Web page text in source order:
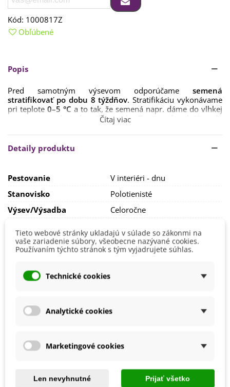
Kód: 1000817Z
Obľúbené
Popis
Pred samotným výsevom odporúčame semená
stratifikovať po dobu 8 týždňov. Stratifikáciu vykonávame
pri teplote 0–5 °C a to tak, že semená napr. dáme do vlhkej
vaty a potom do igelitového vrecka. Toto vrecko vložíme do
chladničky. Potom sú semená pripravené na výsev.
Semená je nutné vysievať na
povrch substrátu
Odporúčame použiť
mäsožravky, poprípade
vyšší pohár, kde je možné rastline
dopriať vyššiu vzdušnú vlhkosť. Doba klíčenia sa obvykle
pohybuje okolo
Saracénii bude vyhovovať
polotienisté stanovište.
rastliny. Odporúčame zalievať dažďovou vodou.
Čítaj viac
Detaily produktu
Pestovanie
V interiéri - dnu
Stanovisko
Polotienisté
Výsev/výsadba
Celoročne
Mrazuvzdornosť
Áno
BIO Kvalita
Mohli byste ešte potrebovať
Tieto webové stránky ukladajú v súlade so zákonmi na
vaše zariadenie súbory, všeobecne nazývané cookies.
Používaním týchto stránok s tým vyjadrujete súhlas.
Technické cookies
Analytické cookies
Marketingové cookies
Len nevyhnutné Prijať všetko